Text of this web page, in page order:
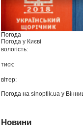
Погода
Погода у Києві
вологість:
тиск:
вітер:
Погода наsinoptik.ua у
Новини